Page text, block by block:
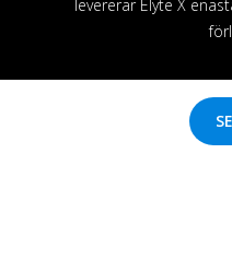
levererar Elyte X